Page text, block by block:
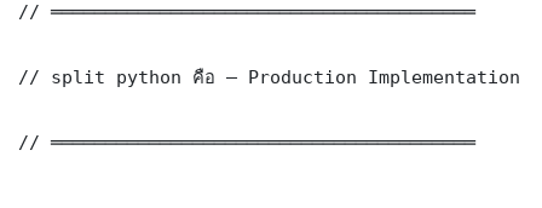
// ═══════════════════════════════════════
// split python คือ — Production Implementation
// ═══════════════════════════════════════